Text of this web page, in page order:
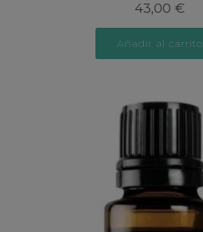
43,00 €
Añadir al carrito